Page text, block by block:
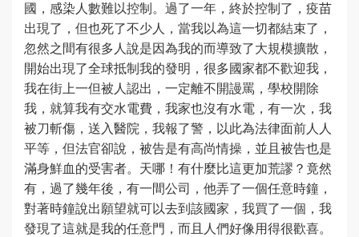
國，感染人數難以控制。過了一年，終於控制了，疫苗
出現了，但也死了不少人，當我以為這一切都結束了，
忽然之間有很多人說是因為我的而導致了大規模擴散，
開始出現了全球抵制我的發明，很多國家都不歡迎我，
我在街上一但被人認出，一定離不開謾罵，學校開除
我，就算我有交水電費，我家也沒有水電，有一次，我
被刀斬傷，送入醫院，我報了警，以此為法律面前人人
平等，但法官卻說，被告是有高尚情操，並且被告也是
滿身鮮血的受害者。天哪！有什麼比這更加荒謬？竟然
有，過了幾年後，有一間公司，他弄了一個任意時鐘，
對著時鐘說出願望就可以去到該國家，我買了一個，我
發現了這就是我的任意門，而且人們好像用得很歡喜。